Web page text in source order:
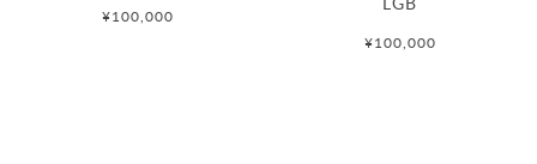
¥100,000
¥100,000